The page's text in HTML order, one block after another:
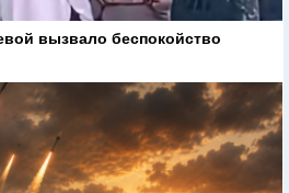
вызвало беспокойство